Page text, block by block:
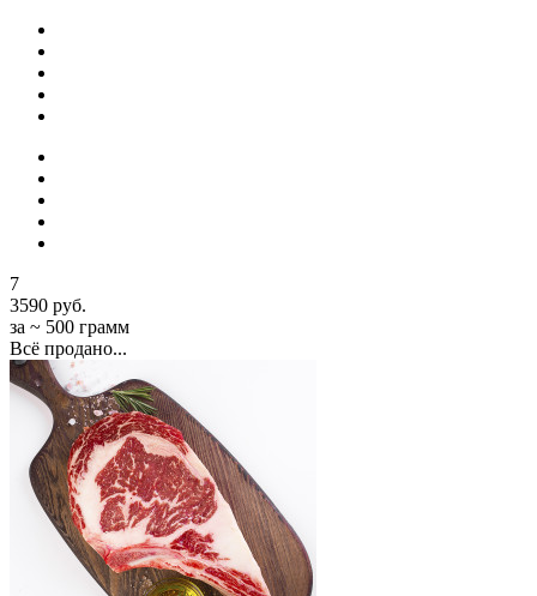
7
3590 руб.
за ~ 500 грамм
Всё продано...